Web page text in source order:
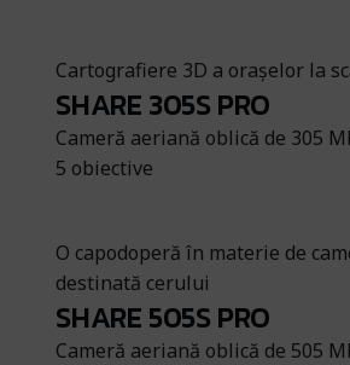
Cartografiere 3D a orașelor la
SHARE 305S PRO
Cameră aeriană oblică de 305
5 obiective
O capodoperă în materie de
destinată cerului
SHARE 505S PRO
Cameră aeriană oblică de 505